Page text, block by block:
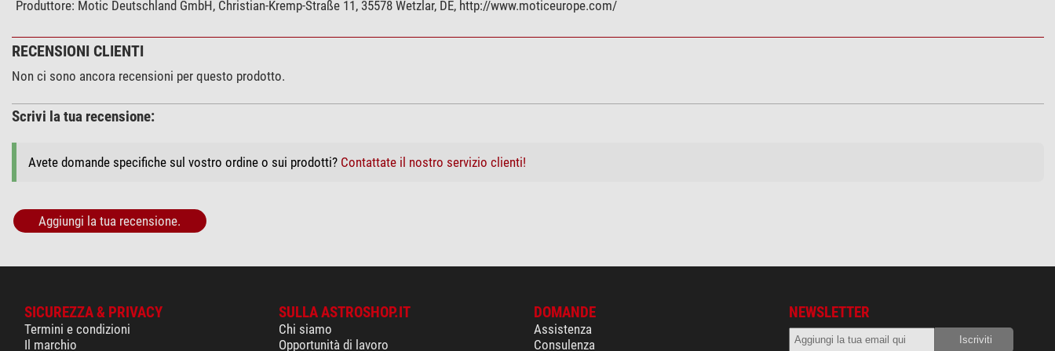
Produttore: Motic Deutschland GmbH, Christian-Kremp-Straße 11, 35578 Wetzlar, DE, http://www.moticeurope.com/
RECENSIONI CLIENTI
Non ci sono ancora recensioni per questo prodotto.
Scrivi la tua recensione:
Avete domande specifiche sul vostro ordine o sui prodotti? Contattate il nostro servizio clienti!
Aggiungi la tua recensione.
SICUREZZA & PRIVACY
Termini e condizioni
Il marchio
SULLA ASTROSHOP.IT
Chi siamo
Opportunità di lavoro
DOMANDE
Assistenza
Consulenza
NEWSLETTER